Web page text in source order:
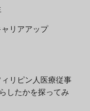
リアアップ
リピン人医療従事
したかを探ってみ